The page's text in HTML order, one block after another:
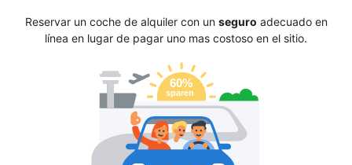
Reservar un coche de alquiler con un seguro adecuado en
línea en lugar de pagar uno mas costoso en el sitio.